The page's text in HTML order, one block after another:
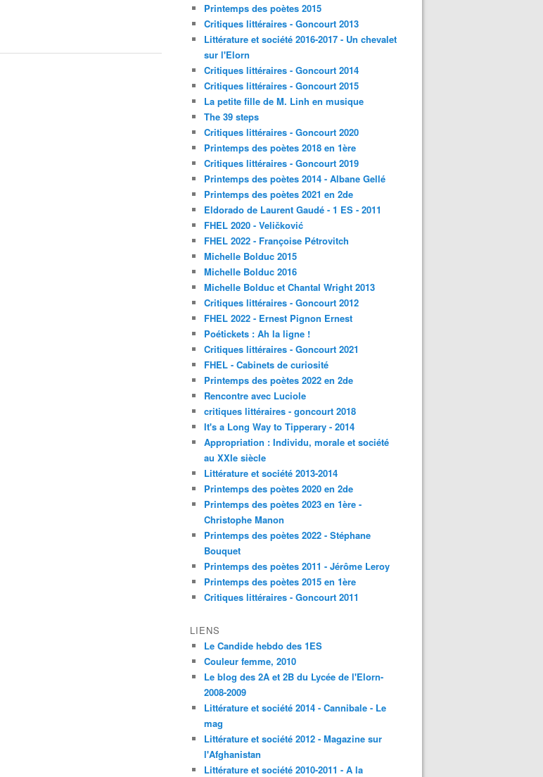
Printemps des poètes 2015
Critiques littéraires - Goncourt 2013
Littérature et société 2016-2017 - Un chevalet
sur l'Elorn
Critiques littéraires - Goncourt 2014
Critiques littéraires - Goncourt 2015
La petite fille de M. Linh en musique
The 39 steps
Critiques littéraires - Goncourt 2020
Printemps des poètes 2018 en 1ère
Critiques littéraires - Goncourt 2019
Printemps des poètes 2014 - Albane Gellé
Printemps des poètes 2021 en 2de
Eldorado de Laurent Gaudé - 1 ES - 2011
FHEL 2020 - Veličković
FHEL 2022 - Françoise Pétrovitch
Michelle Bolduc 2015
Michelle Bolduc 2016
Michelle Bolduc et Chantal Wright 2013
Critiques littéraires - Goncourt 2012
FHEL 2022 - Ernest Pignon Ernest
Poétickets : Ah la ligne !
Critiques littéraires - Goncourt 2021
FHEL - Cabinets de curiosité
Printemps des poètes 2022 en 2de
Rencontre avec Luciole
critiques littéraires - goncourt 2018
It's a Long Way to Tipperary - 2014
Appropriation : Individu, morale et société
au XXIe siècle
Littérature et société 2013-2014
Printemps des poètes 2020 en 2de
Printemps des poètes 2023 en 1ère -
Christophe Manon
Printemps des poètes 2022 - Stéphane
Bouquet
Printemps des poètes 2011 - Jérôme Leroy
Printemps des poètes 2015 en 1ère
Critiques littéraires - Goncourt 2011
LIENS
Le Candide hebdo des 1ES
Couleur femme, 2010
Le blog des 2A et 2B du Lycée de l'Elorn-
2008-2009
Littérature et société 2014 - Cannibale - Le
mag
Littérature et société 2012 - Magazine sur
l'Afghanistan
Littérature et société 2010-2011 - A la